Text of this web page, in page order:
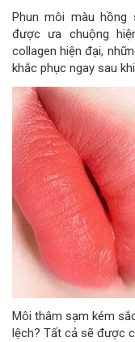
Phun môi màu hồng
được ưa chuộng
collagen hiện đại,
khắc phục ngay sau
Môi thâm sạm kém
lệch? Tất cả sẽ được